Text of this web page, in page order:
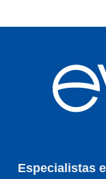
Especialistas